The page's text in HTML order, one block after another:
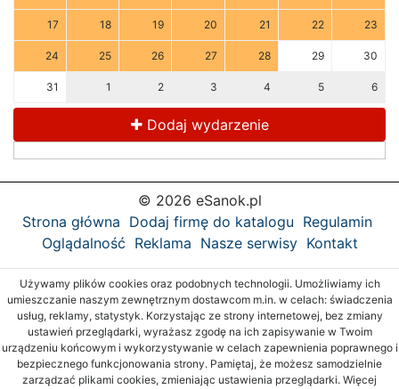
17 18 19 20 21 22 23
24 25 26 27 28 29 30
31 1 2 3 4 5 6
Dodaj wydarzenie
© 2026 eSanok.pl
Strona główna Dodaj firmę do katalogu Regulamin
Oglądalność Reklama Nasze serwisy Kontakt
Używamy plików cookies oraz podobnych technologii. Umożliwiamy ich
umieszczanie naszym zewnętrznym dostawcom m.in. w celach: świadczenia
usług, reklamy, statystyk. Korzystając ze strony internetowej, bez zmiany
ustawień przeglądarki, wyrażasz zgodę na ich zapisywanie w Twoim
urządzeniu końcowym i wykorzystywanie w celach zapewnienia poprawnego i
bezpiecznego funkcjonowania strony. Pamiętaj, że możesz samodzielnie
zarządzać plikami cookies, zmieniając ustawienia przeglądarki. Więcej